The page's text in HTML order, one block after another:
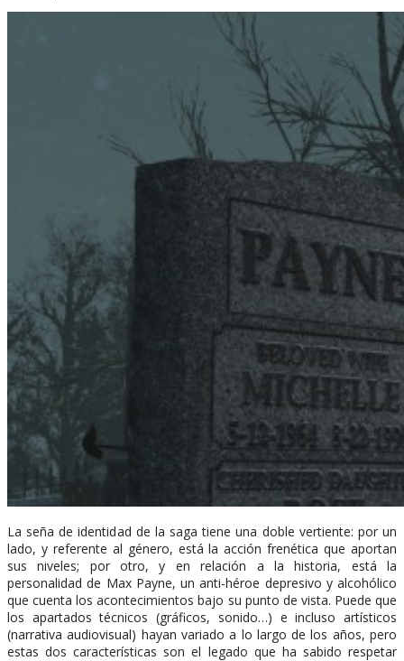
La seña de identidad de la saga tiene una doble vertiente: por un
lado, y referente al género, está la acción frenética que aportan
sus niveles; por otro, y en relación a la historia, está la
personalidad de Max Payne, un anti-héroe depresivo y alcohólico
que cuenta los acontecimientos bajo su punto de vista. Puede que
los apartados técnicos (gráficos, sonido…) e incluso artísticos
(narrativa audiovisual) hayan variado a lo largo de los años, pero
estas dos características son el legado que ha sabido respetar